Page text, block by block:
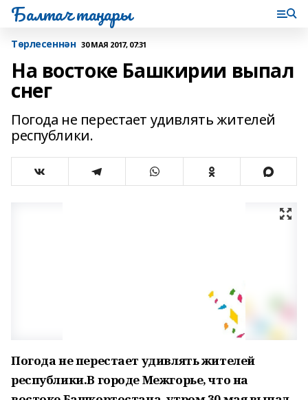
Балтач таңнары
Tөрлесеннән 30 МАЯ 2017, 07:31
На востоке Башкирии выпал
снег
Погода не перестает удивлять жителей
республики.
Погода не перестает удивлять жителей
республики.В городе Межгорье, что на